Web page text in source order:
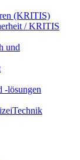
(KRITIS)
/ KRITIS
und
-lösungen